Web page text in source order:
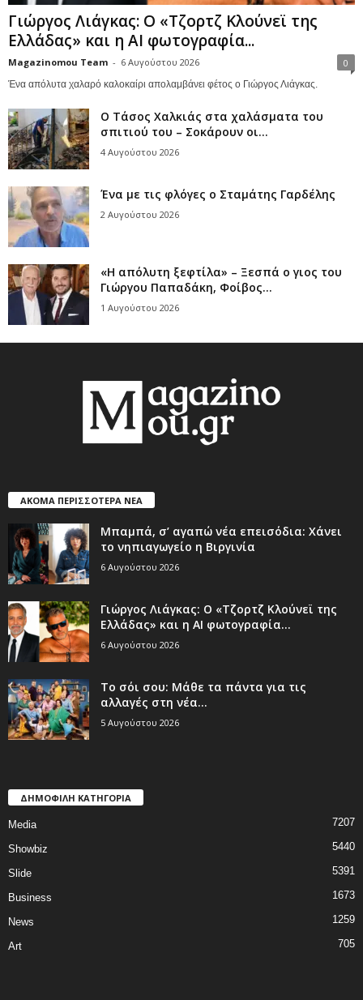
Γιώργος Λιάγκας: Ο «Τζορτζ Κλούνεϊ της
Ελλάδας» και η AI φωτογραφία...
Magazinomou Team - 6 Αυγούστου 2026 0
Ένα απόλυτα χαλαρό καλοκαίρι απολαμβάνει φέτος ο Γιώργος Λιάγκας.
Ο Τάσος Χαλκιάς στα χαλάσματα του
σπιτιού του – Σοκάρουν οι...
4 Αυγούστου 2026
Ένα με τις φλόγες ο Σταμάτης Γαρδέλης
2 Αυγούστου 2026
«Η απόλυτη ξεφτίλα» – Ξεσπά ο γιος του
Γιώργου Παπαδάκη, Φοίβος...
1 Αυγούστου 2026
ΑΚΟΜΑ ΠΕΡΙΣΣΟΤΕΡΑ ΝΕΑ
Μπαμπά, σ’ αγαπώ νέα επεισόδια: Χάνει
το νηπιαγωγείο η Βιργινία
6 Αυγούστου 2026
Γιώργος Λιάγκας: Ο «Τζορτζ Κλούνεϊ της
Ελλάδας» και η AI φωτογραφία...
6 Αυγούστου 2026
Το σόι σου: Μάθε τα πάντα για τις
αλλαγές στη νέα...
5 Αυγούστου 2026
ΔΗΜΟΦΙΛΗ ΚΑΤΗΓΟΡΙΑ
Media 7207
Showbiz 5440
Slide 5391
Business 1673
News 1259
Art 705